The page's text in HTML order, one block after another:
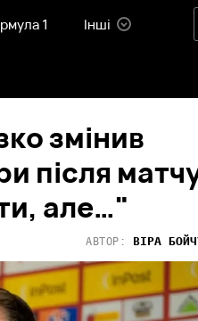
1 Інші
змінив
після
але…"
АВТОР: ВІРА